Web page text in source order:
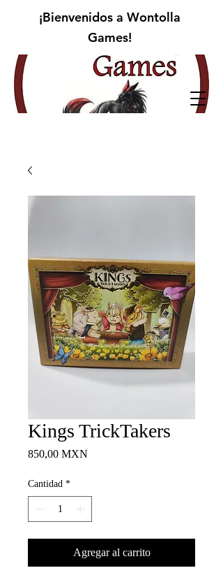
¡Bienvenidos a Wontolla
Games!
Kings TrickTakers
850,00 MXN
Cantidad *
Agregar al carrito